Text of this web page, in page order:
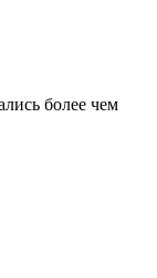
более чем